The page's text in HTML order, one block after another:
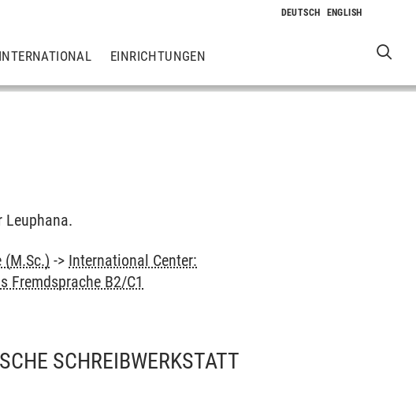
INTERNATIONAL EINRICHTUNGEN
Leuphana.
-> International Center:
Fremdsprache B2/C1
SCHREIBWERKSTATT